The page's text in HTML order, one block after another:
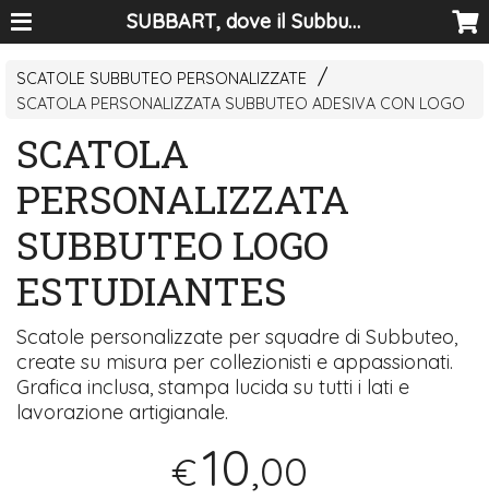
SUBBART, dove il Subbuteo diventa arte
SCATOLE SUBBUTEO PERSONALIZZATE
SCATOLA PERSONALIZZATA SUBBUTEO ADESIVA CON LOGO
SCATOLA
PERSONALIZZATA
SUBBUTEO LOGO
ESTUDIANTES
Scatole personalizzate per squadre di Subbuteo,
create su misura per collezionisti e appassionati.
Grafica inclusa, stampa lucida su tutti i lati e
lavorazione artigianale.
€10,00